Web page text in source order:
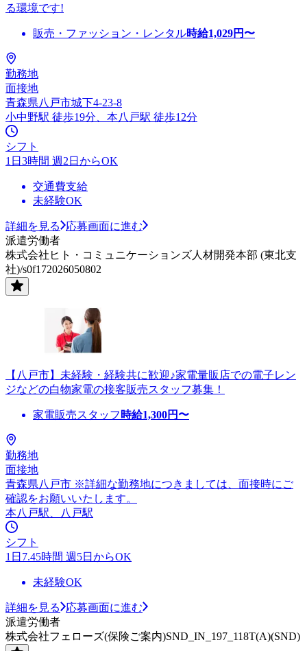
る環境です!
販売・ファッション・レンタル時給1,029円〜
勤務地
面接地
青森県八戸市城下4-23-8
小中野駅 徒歩19分、本八戸駅 徒歩12分
シフト
1日3時間 週2日からOK
交通費支給
未経験OK
詳細を見る
応募画面に進む
派遣労働者
株式会社ヒト・コミュニケーションズ人材開発本部 (東北支
社)/s0f172026050802
【八戸市】未経験・経験共に歓迎♪家電量販店での電子レン
ジなどの白物家電の接客販売スタッフ募集！
家電販売スタッフ 時給1,300円〜
勤務地
面接地
青森県八戸市 ※詳細な勤務地につきましては、面接時にご
確認をお願いいたします。
本八戸駅、八戸駅
シフト
1日7.45時間 週5日からOK
未経験OK
詳細を見る
応募画面に進む
派遣労働者
株式会社フェローズ(保険ご案内)SND_IN_197_118T(A)(SND)